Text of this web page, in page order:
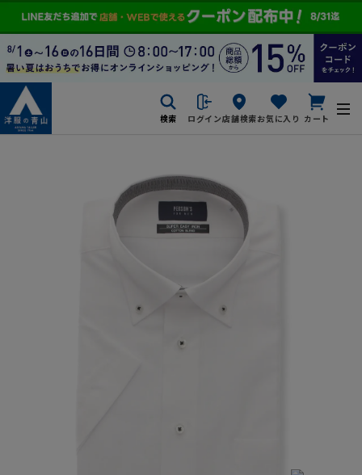
検索 ログイン店舗検索お気に入り カート